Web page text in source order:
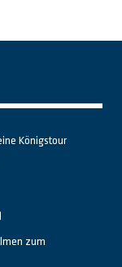
Königstour
zum